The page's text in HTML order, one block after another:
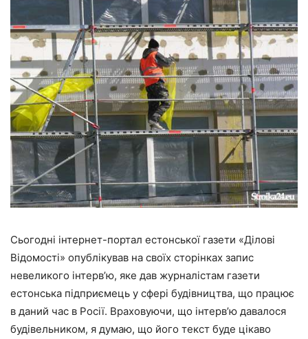
Сьогодні інтернет-портал естонської газети «Ділові
Відомості» опублікував на своїх сторінках запис
невеликого інтерв’ю, яке дав журналістам газети
естонська підприємець у сфері будівництва, що працює
в даний час в Росії. Враховуючи, що інтерв’ю давалося
будівельником, я думаю, що його текст буде цікаво